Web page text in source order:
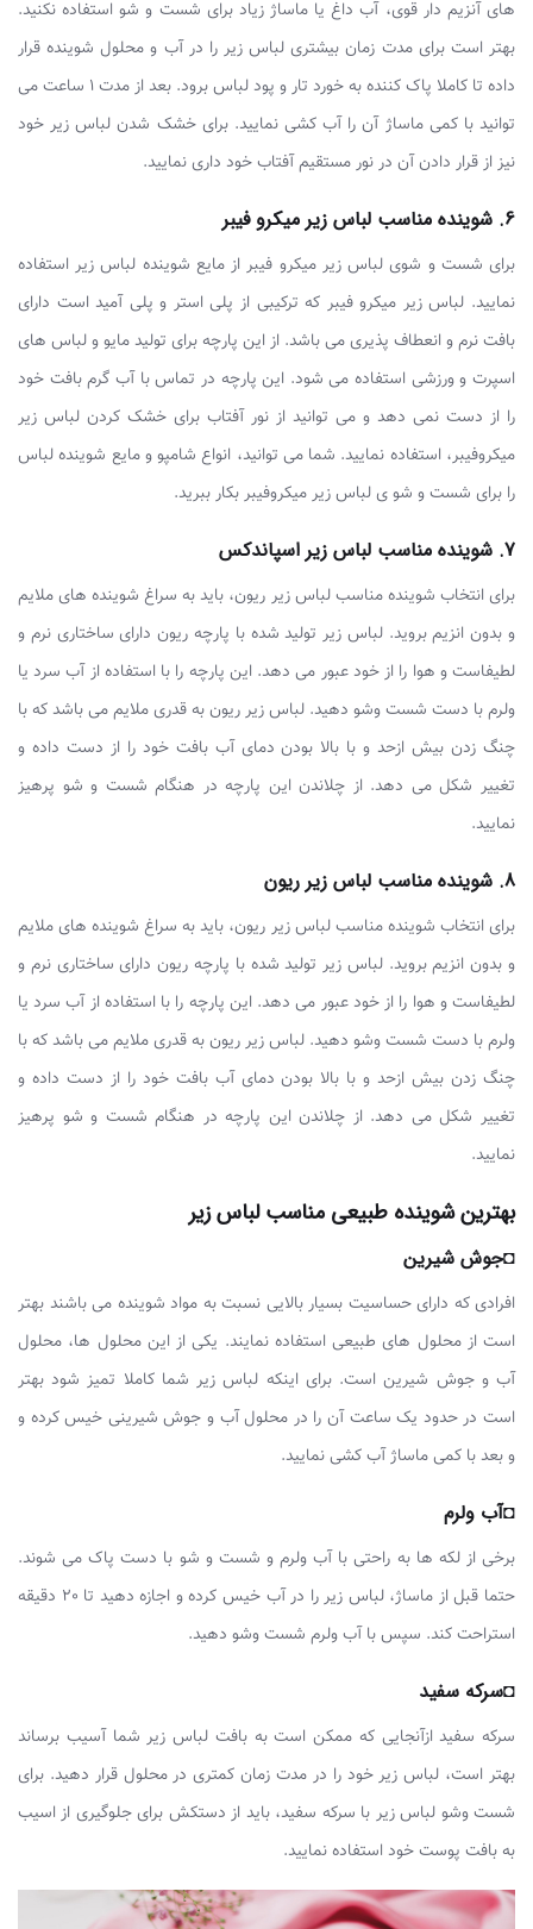
های آنزیم دار قوی، آب داغ یا ماساژ زیاد برای شست و شو استفاده نکنید.
بهتر است برای مدت زمان بیشتری لباس زیر را در آب و محلول شوینده قرار
داده تا کاملا پاک کننده به خورد تار و پود لباس برود. بعد از مدت 1 ساعت می
توانید با کمی ماساژ آن را آب کشی نمایید. برای خشک شدن لباس زیر خود
نیز از قرار دادن آن در نور مستقیم آفتاب خود داری نمایید.
6. شوینده مناسب لباس زیر میکرو فیبر
برای شست و شوی لباس زیر میکرو فیبر از مایع شوینده لباس زیر استفاده
نمایید. لباس زیر میکرو فیبر که ترکیبی از پلی استر و پلی آمید است دارای
بافت نرم و انعطاف پذیری می باشد. از این پارچه برای تولید مایو و لباس های
اسپرت و ورزشی استفاده می شود. این پارچه در تماس با آب گرم بافت خود
را از دست نمی دهد و می توانید از نور آفتاب برای خشک کردن لباس زیر
میکروفیبر، استفاده نمایید. شما می توانید، انواع شامپو و مایع شوینده لباس
را برای شست و شو ی لباس زیر میکروفیبر بکار ببرید.
7. شوینده مناسب لباس زیر اسپاندکس
برای انتخاب شوینده مناسب لباس زیر ریون، باید به سراغ شوینده های ملایم
و بدون انزیم بروید. لباس زیر تولید شده با پارچه ریون دارای ساختاری نرم و
لطیفاست و هوا را از خود عبور می دهد. این پارچه را با استفاده از آب سرد یا
ولرم با دست شست وشو دهید. لباس زیر ریون به قدری ملایم می باشد که با
چنگ زدن بیش ازحد و با بالا بودن دمای آب بافت خود را از دست داده و
تغییر شکل می دهد. از چلاندن این پارچه در هنگام شست و شو پرهیز
نمایید.
8. شوینده مناسب لباس زیر ریون
برای انتخاب شوینده مناسب لباس زیر ریون، باید به سراغ شوینده های ملایم
و بدون انزیم بروید. لباس زیر تولید شده با پارچه ریون دارای ساختاری نرم و
لطیفاست و هوا را از خود عبور می دهد. این پارچه را با استفاده از آب سرد یا
ولرم با دست شست وشو دهید. لباس زیر ریون به قدری ملایم می باشد که با
چنگ زدن بیش ازحد و با بالا بودن دمای آب بافت خود را از دست داده و
تغییر شکل می دهد. از چلاندن این پارچه در هنگام شست و شو پرهیز
نمایید.
بهترین شوینده طبیعی مناسب لباس زیر
◘جوش شیرین
افرادی که دارای حساسیت بسیار بالایی نسبت به مواد شوینده می باشند بهتر
است از محلول های طبیعی استفاده نمایند. یکی از این محلول ها، محلول
آب و جوش شیرین است. برای اینکه لباس زیر شما کاملا تمیز شود بهتر
است در حدود یک ساعت آن را در محلول آب و جوش شیرینی خیس کرده و
و بعد با کمی ماساژ آب کشی نمایید.
◘آب ولرم
برخی از لکه ها به راحتی با آب ولرم و شست و شو با دست پاک می شوند.
حتما قبل از ماساژ، لباس زیر را در آب خیس کرده و اجازه دهید تا 20 دقیقه
استراحت کند. سپس با آب ولرم شست وشو دهید.
◘سرکه سفید
سرکه سفید ازآنجایی که ممکن است به بافت لباس زیر شما آسیب برساند
بهتر است، لباس زیر خود را در مدت زمان کمتری در محلول قرار دهید. برای
شست وشو لباس زیر با سرکه سفید، باید از دستکش برای جلوگیری از اسیب
به بافت پوست خود استفاده نمایید.